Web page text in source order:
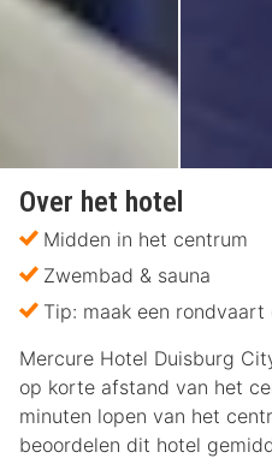
Over het hotel
Midden in het centrum
Zwembad & sauna
Tip: maak een
Mercure Hotel Duisburg
op korte afstand van het
minuten lopen van het
beoordelen dit hotel